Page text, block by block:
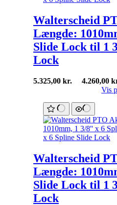
Walterscheid
Længde:
Slide Lock til 1
Lock
5.325,00 kr. 4.260,00
Vis
Walterscheid
Længde:
Slide Lock til 1
Lock